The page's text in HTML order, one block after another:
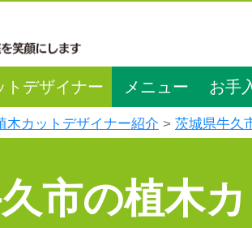
トデザイナー メニュー お手
木カットデザイナー紹介 茨城県牛久
市の植木